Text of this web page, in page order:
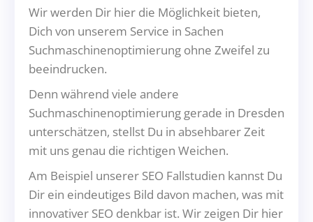
Wir werden Dir hier die Möglichkeit bieten,
Dich von unserem Service in Sachen
Suchmaschinenoptimierung ohne Zweifel zu
beeindrucken.
Denn während viele andere
Suchmaschinenoptimierung gerade in Dresden
unterschätzen, stellst Du in absehbarer Zeit
mit uns genau die richtigen Weichen.
Am Beispiel unserer SEO Fallstudien kannst Du
Dir ein eindeutiges Bild davon machen, was mit
innovativer SEO denkbar ist. Wir zeigen Dir hier